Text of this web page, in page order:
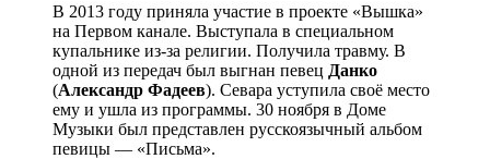
В 2013 году приняла участие в проекте «Вышка»
на Первом канале. Выступала в специальном
купальнике из-за религии. Получила травму. В
одной из передач был выгнан певец Данко
(Александр Фадеев). Севара уступила своё место
ему и ушла из программы. 30 ноября в Доме
Музыки был представлен русскоязычный альбом
певицы — «Письма».